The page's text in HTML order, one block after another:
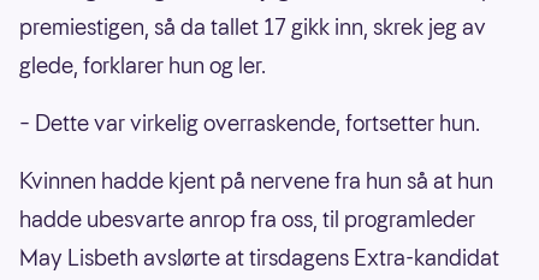
premiestigen, så da tallet 17 gikk inn, skrek jeg av
glede, forklarer hun og ler.
– Dette var virkelig overraskende, fortsetter hun.
Kvinnen hadde kjent på nervene fra hun så at hun
hadde ubesvarte anrop fra oss, til programleder
May Lisbeth avslørte at tirsdagens Extra-kandidat